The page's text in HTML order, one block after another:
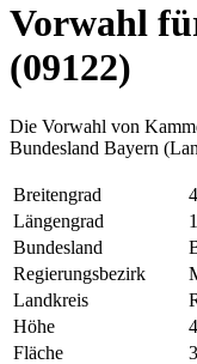
Vorwahl
(09122)
Die Vorwahl von
Bundesland Bayern
Breitengrad
Längengrad
Bundesland
Regierungsbezirk
Landkreis
Höhe
Fläche